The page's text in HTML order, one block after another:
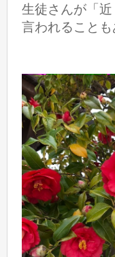
生徒さんが「
言われることも